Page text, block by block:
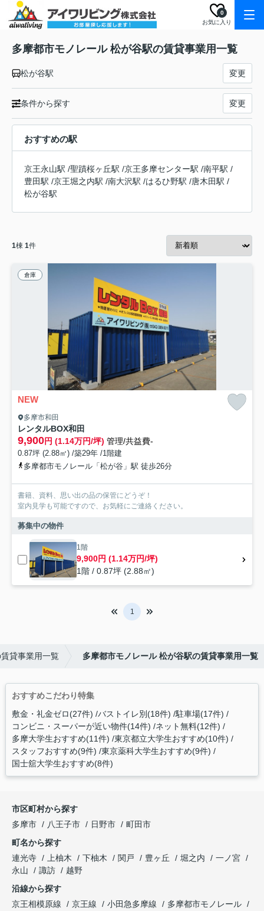
お気に入り
0
多摩都市モノレール 松が谷駅の賃貸事業用一覧
松が谷駅 変更
条件から探す 変更
おすすめの駅
京王永山駅 /聖蹟桜ヶ丘駅 /京王多摩センター駅 /南平駅 /
豊田駅 /京王堀之内駅 /南大沢駅 /はるひ野駅 /唐木田駅 /
松が谷駅
1棟 1件
倉庫
NEW
多摩市和田
レンタルBOX和田
9,900円 (1.14万円/坪) 管理/共益費-
0.87坪 (2.88㎡) /築29年 /1階建
多摩都市モノレール「松が谷」駅 徒歩26分
書籍、資料、思い出の品の保管にどうぞ！
室内見学も可能ですので、お気軽にご連絡ください。
募集中の物件
1階
9,900円 (1.14万円/坪)
1階 / 0.87坪 (2.88㎡)
1
貸事業用一覧 多摩都市モノレール 松が谷駅の賃貸事業用一覧
おすすめこだわり特集
敷金・礼金ゼロ(27件) バストイレ別(18件) 駐車場(17件)
コンビニ・スーパーが近い物件(14件) ネット無料(12件)
多摩大学生おすすめ(11件) 東京都立大学生おすすめ(10件)
スタッフおすすめ(9件) 東京薬科大学生おすすめ(9件)
国士舘大学生おすすめ(8件)
市区町村から探す
多摩市
八王子市 日野市
町田市
町名から探す
連光寺
上柚木 下柚木 関戸 豊ヶ丘 堀之内
一ノ宮
永山
諏訪
越野
沿線から探す
京王相模原線
京王線 小田急多摩線
多摩都市モノレール